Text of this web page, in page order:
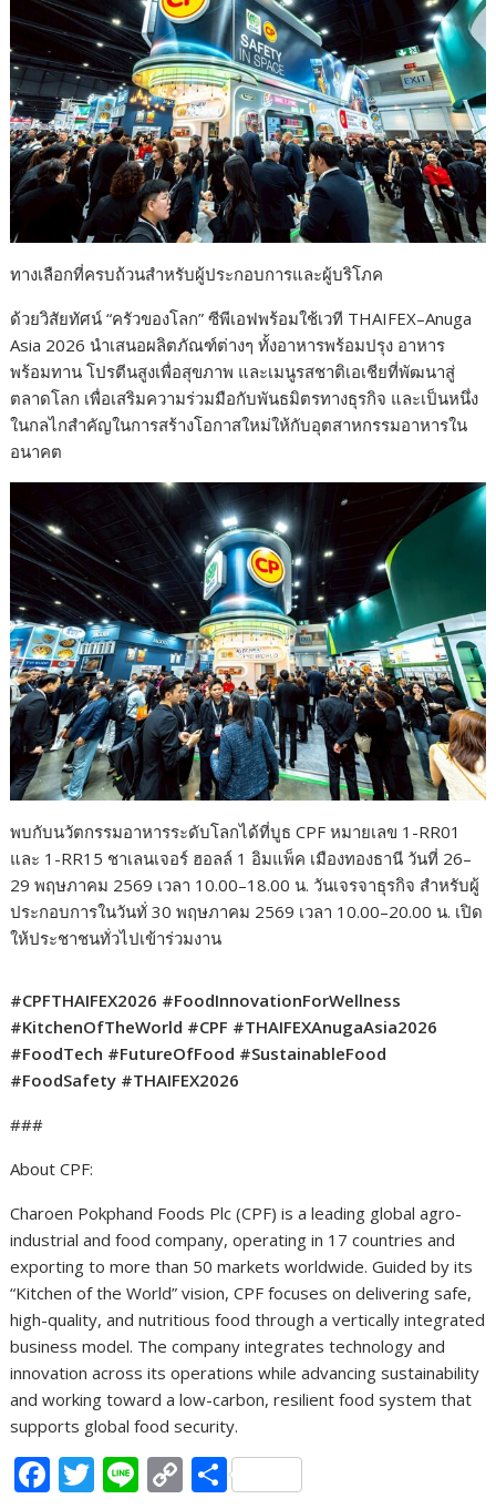
ทางเลือกที่ครบถ้วนสำหรับผู้ประกอบการและผู้บริโภค
ด้วยวิสัยทัศน์ “ครัวของโลก” ซีพีเอฟพร้อมใช้เวที THAIFEX–Anuga
Asia 2026 นำเสนอผลิตภัณฑ์ต่างๆ ทั้งอาหารพร้อมปรุง อาหาร
พร้อมทาน โปรตีนสูงเพื่อสุขภาพ และเมนูรสชาติเอเชียที่พัฒนาสู่
ตลาดโลก เพื่อเสริมความร่วมมือกับพันธมิตรทางธุรกิจ และเป็นหนึ่ง
ในกลไกสำคัญในการสร้างโอกาสใหม่ให้กับอุตสาหกรรมอาหารใน
อนาคต
พบกับนวัตกรรมอาหารระดับโลกได้ที่บูธ CPF หมายเลข 1-RR01
และ 1-RR15 ชาเลนเจอร์ ฮอลล์ 1 อิมแพ็ค เมืองทองธานี วันที่ 26–
29 พฤษภาคม 2569 เวลา 10.00–18.00 น. วันเจรจาธุรกิจ สำหรับผู้
ประกอบการในวันทั่ 30 พฤษภาคม 2569 เวลา 10.00–20.00 น. เปิด
ให้ประชาชนทั่วไปเข้าร่วมงาน
#CPFTHAIFEX2026 #FoodInnovationForWellness
#KitchenOfTheWorld #CPF #THAIFEXAnugaAsia2026
#FoodTech #FutureOfFood #SustainableFood
#FoodSafety #THAIFEX2026
###
About CPF:
Charoen Pokphand Foods Plc (CPF) is a leading global agro-
industrial and food company, operating in 17 countries and
exporting to more than 50 markets worldwide. Guided by its
“Kitchen of the World” vision, CPF focuses on delivering safe,
high-quality, and nutritious food through a vertically integrated
business model. The company integrates technology and
innovation across its operations while advancing sustainability
and working toward a low-carbon, resilient food system that
supports global food security.
F T Li C S